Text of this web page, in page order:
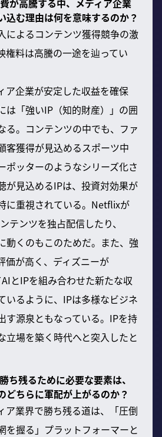
込む理由は何を意味するのか？
によるコンテンツ獲得競争の激
権料は高騰の一途を辿ってい
ア企業が安定した収益を確保
は「強いIP（知的財産）」の囲
る。コンテンツの中でも、ファ
客獲得が見込めるスポーツ中
ポッターのようなシリーズ化さ
が見込めるIPは、投資対効果が
に重視されている。Netflixが
テンツを独占配信したり、
動くのもこのためだ。また、強
価が高く、ディズニーが
とIPを組み合わせた新たな収
いるように、IPは多様なビジネ
す源泉ともなっている。IPを持
立場を築く時代へと突入したと
ち残るために必要な要素は、
どちらに軍配が上がるのか？
ア業界で勝ち残る道は、「圧倒
を握る」プラットフォーマーと